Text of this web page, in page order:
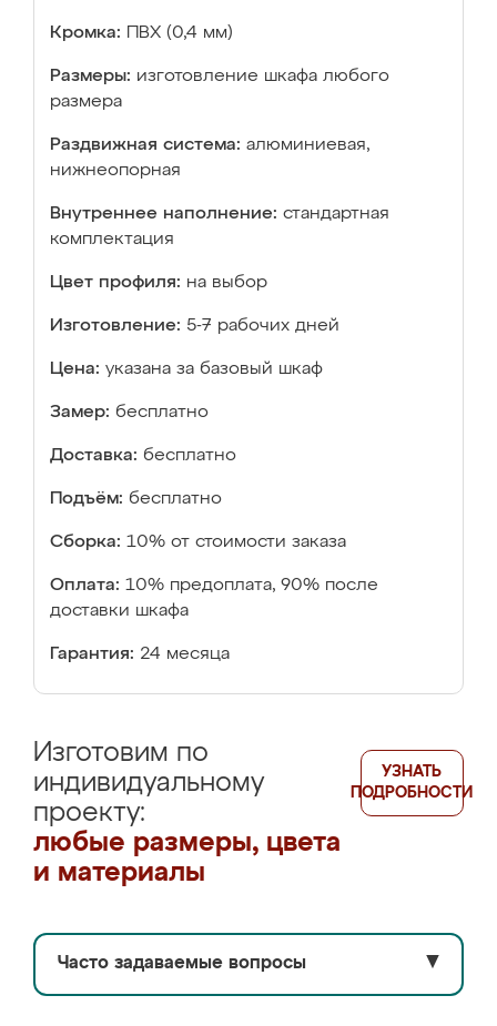
Кромка: ПВХ (0,4 мм)
Размеры: изготовление шкафа любого
размера
Раздвижная система: алюминиевая,
нижнеопорная
Внутреннее наполнение: стандартная
комплектация
Цвет профиля: на выбор
Изготовление: 5-7 рабочих дней
Цена: указана за базовый шкаф
Замер: бесплатно
Доставка: бесплатно
Подъём: бесплатно
Сборка: 10% от стоимости заказа
Оплата: 10% предоплата, 90% после
доставки шкафа
Гарантия: 24 месяца
Изготовим по
индивидуальному
проекту:
любые размеры, цвета
и материалы
УЗНАТЬ
ПОДРОБНОСТИ
Часто задаваемые вопросы ▼